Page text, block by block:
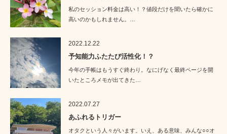
私のセッション料金は高い！？値段だけを聞いたら確かに
高いのかもしれません。…
2022.12.22
予知能力ふたたび活性化！？
今年の手帳はもうすぐ終わり。なにげなく最終ページを開
いたところメモが出てきた…
2022.07.27
あふれるトリガー
オタクという人々がいます。いえ、ある意味、みんな○○オ